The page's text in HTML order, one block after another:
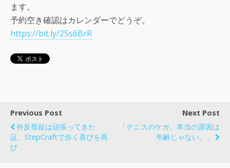
ます。
予約空き確認はカレンダーでどうぞ。
https://bit.ly/2Ss6BrR
Previous Post
外反母趾は頑張ってきた
証、StepCraftで歩く喜びを再
び
Next Post
「テニスのケガ、本当の原因は
年齢じゃない。」